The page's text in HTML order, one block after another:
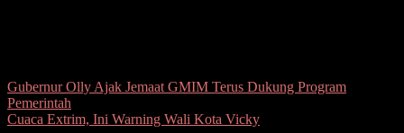
Navigasi
pos
Gubernur Olly Ajak Jemaat GMIM Terus Dukung Program
Pemerintah
Cuaca Extrim, Ini Warning Wali Kota Vicky